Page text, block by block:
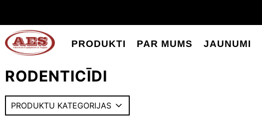
PRODUKTI PAR MUMS JAUNUMI
RODENTICĪDI